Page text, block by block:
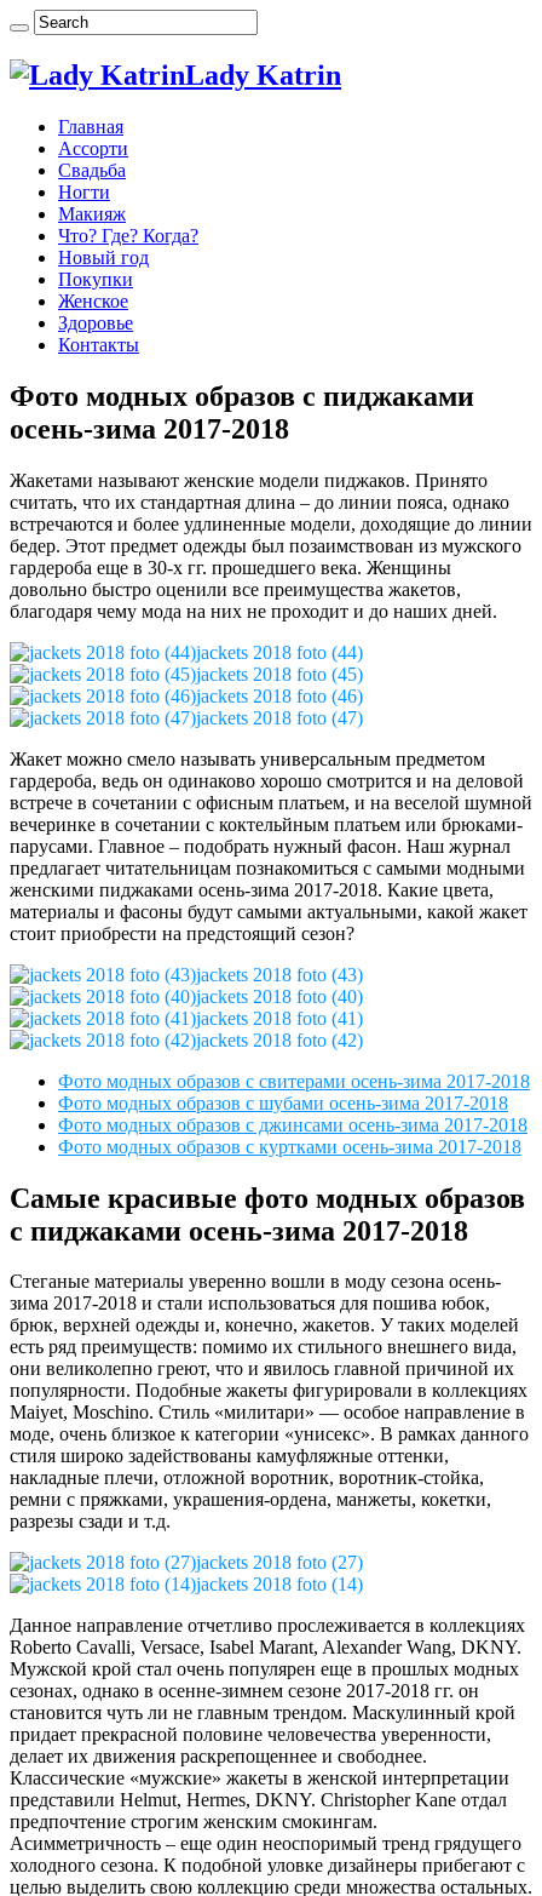
Lady Katrin
Главная
Ассорти
Свадьба
Ногти
Макияж
Что? Где? Когда?
Новый год
Покупки
Женское
Здоровье
Контакты
Фото модных образов с пиджаками
осень-зима 2017-2018
Жакетами называют женские модели пиджаков. Принято
считать, что их стандартная длина – до линии пояса, однако
встречаются и более удлиненные модели, доходящие до линии
бедер. Этот предмет одежды был позаимствован из мужского
гардероба еще в 30-х гг. прошедшего века. Женщины
довольно быстро оценили все преимущества жакетов,
благодаря чему мода на них не проходит и до наших дней.
jackets 2018 foto (44)
jackets 2018 foto (45)
jackets 2018 foto (46)
jackets 2018 foto (47)
Жакет можно смело называть универсальным предметом
гардероба, ведь он одинаково хорошо смотрится и на деловой
встрече в сочетании с офисным платьем, и на веселой шумной
вечеринке в сочетании с коктельйным платьем или брюками-
парусами. Главное – подобрать нужный фасон. Наш журнал
предлагает читательницам познакомиться с самыми модными
женскими пиджаками осень-зима 2017-2018. Какие цвета,
материалы и фасоны будут самыми актуальными, какой жакет
стоит приобрести на предстоящий сезон?
jackets 2018 foto (43)
jackets 2018 foto (40)
jackets 2018 foto (41)
jackets 2018 foto (42)
Фото модных образов с свитерами осень-зима 2017-2018
Фото модных образов с шубами осень-зима 2017-2018
Фото модных образов с джинсами осень-зима 2017-2018
Фото модных образов с куртками осень-зима 2017-2018
Самые красивые фото модных образов
с пиджаками осень-зима 2017-2018
Стеганые материалы уверенно вошли в моду сезона осень-
зима 2017-2018 и стали использоваться для пошива юбок,
брюк, верхней одежды и, конечно, жакетов. У таких моделей
есть ряд преимуществ: помимо их стильного внешнего вида,
они великолепно греют, что и явилось главной причиной их
популярности. Подобные жакеты фигурировали в коллекциях
Maiyet, Moschino. Стиль «милитари» — особое направление в
моде, очень близкое к категории «унисекс». В рамках данного
стиля широко задействованы камуфляжные оттенки,
накладные плечи, отложной воротник, воротник-стойка,
ремни с пряжками, украшения-ордена, манжеты, кокетки,
разрезы сзади и т.д.
jackets 2018 foto (27)
jackets 2018 foto (14)
Данное направление отчетливо прослеживается в коллекциях
Roberto Cavalli, Versace, Isabel Marant, Alexander Wang, DKNY.
Мужской крой стал очень популярен еще в прошлых модных
сезонах, однако в осенне-зимнем сезоне 2017-2018 гг. он
становится чуть ли не главным трендом. Маскулинный крой
придает прекрасной половине человечества уверенности,
делает их движения раскрепощеннее и свободнее.
Классические «мужские» жакеты в женской интерпретации
представили Helmut, Hermes, DKNY. Christopher Kane отдал
предпочтение строгим женским смокингам.
Асимметричность – еще один неоспоримый тренд грядущего
холодного сезона. К подобной уловке дизайнеры прибегают с
целью выделить свою коллекцию среди множества остальных.